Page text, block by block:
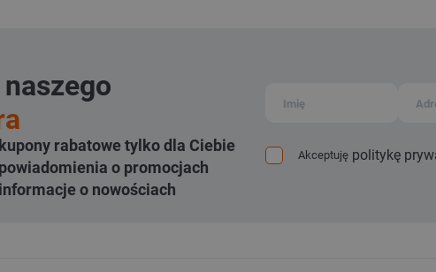
naszego
kupony rabatowe tylko dla Ciebie
powiadomienia o promocjach
informacje o nowościach
Akceptuję politykę